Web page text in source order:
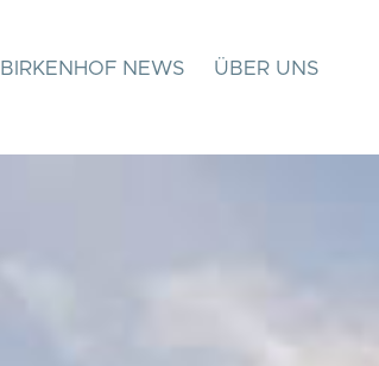
BIRKENHOF NEWS
ÜBER UNS